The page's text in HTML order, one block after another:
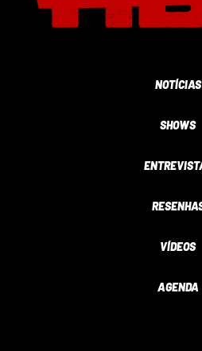
NOTÍCIAS
SHOWS
VÍDEOS
AGENDA